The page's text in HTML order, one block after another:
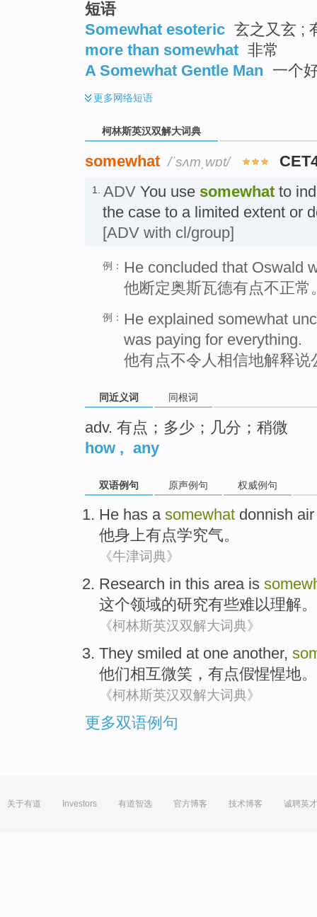
短语
Somewhat esoteric 玄之又玄 ;
more than somewhat 非常
A Somewhat Gentle Man 一个
更多网络短语
柯林斯英汉双解大词典
somewhat /ˈsʌmˌwɒt/
1. ADV You use somewhat to
the case to a limited extent or
[ADV with cl/group]
例： He concluded that Oswald
他断定奥斯瓦德有点不正常
例： He explained somewhat
was paying for everything.
他有点不令人相信地解释
同近义词 同根词
adv. 有点；多少；几分；稍微
how , any
双语例句 原声例句 权威例句
He has a somewhat donnish
他身上有点学究气。
《牛津词典》
Research in this areais
这个领域的研究有些难以理解。
《柯林斯英汉双解大词典》
They smiled at one another,
他们相互微笑 ， 有点假惺惺地。
《柯林斯英汉双解大词典》
更多双语例句
关于有道 Investors 有道智选 官方博客 技术博客 诚聘英才